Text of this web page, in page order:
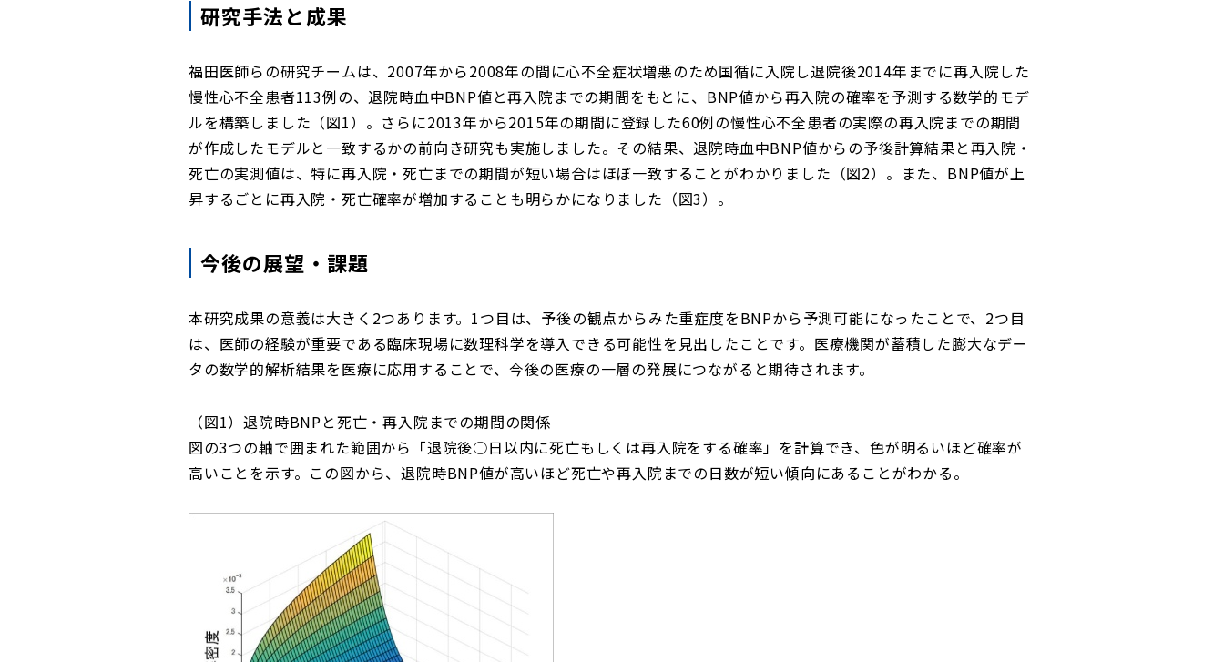
研究手法と成果
福田医師らの研究チームは、2007年から2008年の間に心不全症状増悪のため国循に入院し退院後2014年までに再入院した
慢性心不全患者113例の、退院時血中BNP値と再入院までの期間をもとに、BNP値から再入院の確率を予測する数学的モデ
ルを構築しました（図1）。さらに2013年から2015年の期間に登録した60例の慢性心不全患者の実際の再入院までの期間
が作成したモデルと一致するかの前向き研究も実施しました。その結果、退院時血中BNP値からの予後計算結果と再入院・
死亡の実測値は、特に再入院・死亡までの期間が短い場合はほぼ一致することがわかりました（図2）。また、BNP値が上
昇するごとに再入院・死亡確率が増加することも明らかになりました（図3）。
今後の展望・課題
本研究成果の意義は大きく2つあります。1つ目は、予後の観点からみた重症度をBNPから予測可能になったことで、2つ目
は、医師の経験が重要である臨床現場に数理科学を導入できる可能性を見出したことです。医療機関が蓄積した膨大なデー
タの数学的解析結果を医療に応用することで、今後の医療の一層の発展につながると期待されます。
（図1）退院時BNPと死亡・再入院までの期間の関係
図の3つの軸で囲まれた範囲から「退院後○日以内に死亡もしくは再入院をする確率」を計算でき、色が明るいほど確率が
高いことを示す。この図から、退院時BNP値が高いほど死亡や再入院までの日数が短い傾向にあることがわかる。